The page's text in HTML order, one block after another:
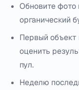
Обновите
органический
Первый объект
оценить
пул.
Неделю